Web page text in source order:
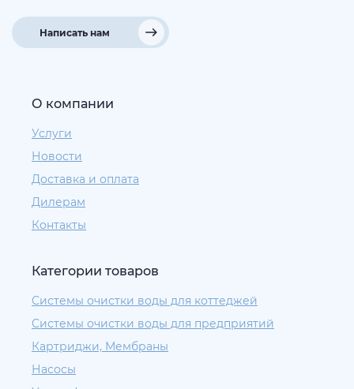
Написать нам
О компании
Услуги
Новости
Доставка и оплата
Дилерам
Контакты
Категории товаров
Системы очистки воды для коттеджей
Системы очистки воды для предприятий
Картриджи, Мембраны
Насосы